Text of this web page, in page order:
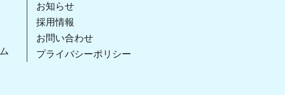
お知らせ
採用情報
お問い合わせ
プライバシーポリシー